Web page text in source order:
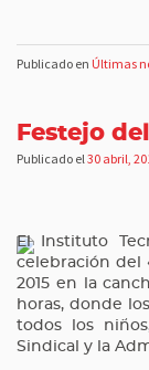
Publicado en Últimas
Festejo
Publicado el30 abril,
El Instituto
celebración del
2015 en la
horas, donde
todos los
Sindical y la